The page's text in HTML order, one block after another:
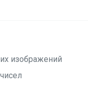
изображений